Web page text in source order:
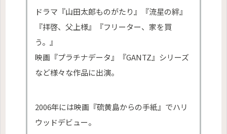
ドラマ『山田太郎ものがたり』『流星の絆』
『拝啓、父上様』『フリーター、家を買
う。』
映画『プラチナデータ』『GANTZ』シリーズ
など様々な作品に出演。
2006年には映画『硫黄島からの手紙』でハリ
ウッドデビュー。